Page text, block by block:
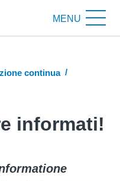
MENU
continua
informati!